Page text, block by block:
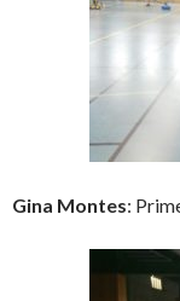
Gina Montes: